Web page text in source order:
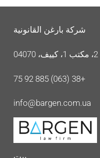
شركة بارغن القانونية
+38 (063) 885 92 75
info@bargen.com.ua